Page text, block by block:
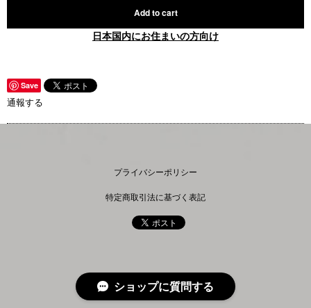
Add to cart
日本国内にお住まいの方向け
Save
通報する
プライバシーポリシー
特定商取引法に基づく表記
ショップに質問する